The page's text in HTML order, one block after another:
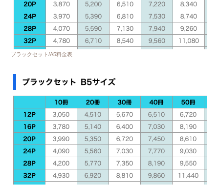
ブラックセット/A5料金表